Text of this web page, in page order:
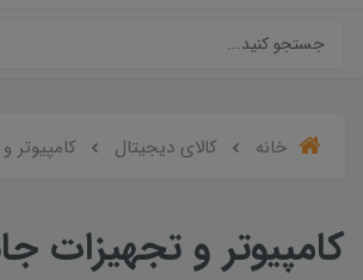
خانه کالای دیجیتال کامپیوتر
کامپیوتر و تجهیزات